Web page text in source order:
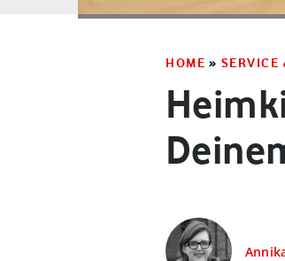
HOME » SERVICE